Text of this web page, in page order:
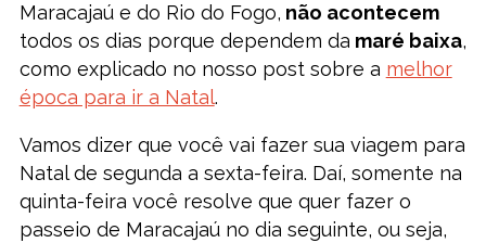
Maracajaú e do Rio do Fogo, não acontecem
todos os dias porque dependem da maré baixa,
como explicado no nosso post sobre a melhor
época para ir a Natal.
Vamos dizer que você vai fazer sua viagem para
Natal de segunda a sexta-feira. Daí, somente na
quinta-feira você resolve que quer fazer o
passeio de Maracajaú no dia seguinte, ou seja,